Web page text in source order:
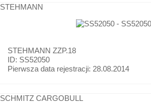
STEHMANN
STEHMANN ZZP.18
ID: SS52050
Pierwsza data rejestracji: 28.08.2014
SCHMITZ CARGOBULL